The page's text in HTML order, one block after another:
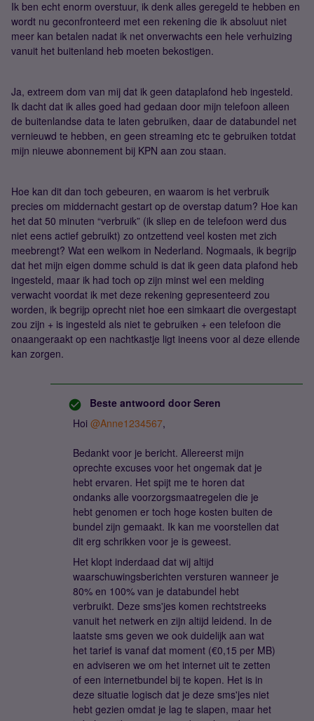
Ik ben echt enorm overstuur, ik denk alles geregeld te hebben en
wordt nu geconfronteerd met een rekening die ik absoluut niet
meer kan betalen nadat ik net onverwachts een hele verhuizing
vanuit het buitenland heb moeten bekostigen.
Ja, extreem dom van mij dat ik geen dataplafond heb ingesteld.
Ik dacht dat ik alles goed had gedaan door mijn telefoon alleen
de buitenlandse data te laten gebruiken, daar de databundel net
vernieuwd te hebben, en geen streaming etc te gebruiken totdat
mijn nieuwe abonnement bij KPN aan zou staan.
Hoe kan dit dan toch gebeuren, en waarom is het verbruik
precies om middernacht gestart op de overstap datum? Hoe kan
het dat 50 minuten “verbruik” (ik sliep en de telefoon werd dus
niet eens actief gebruikt) zo ontzettend veel kosten met zich
meebrengt? Wat een welkom in Nederland. Nogmaals, ik begrijp
dat het mijn eigen domme schuld is dat ik geen data plafond heb
ingesteld, maar ik had toch op zijn minst wel een melding
verwacht voordat ik met deze rekening gepresenteerd zou
worden, ik begrijp oprecht niet hoe een simkaart die overgestapt
zou zijn + is ingesteld als niet te gebruiken + een telefoon die
onaangeraakt op een nachtkastje ligt ineens voor al deze ellende
kan zorgen.
Beste antwoord door Seren
Hoi ​ @Anne1234567,
Bedankt voor je bericht. Allereerst mijn
oprechte excuses voor het ongemak dat je
hebt ervaren. Het spijt me te horen dat
ondanks alle voorzorgsmaatregelen die je
hebt genomen er toch hoge kosten buiten de
bundel zijn gemaakt. Ik kan me voorstellen dat
dit erg schrikken voor je is geweest.
Het klopt inderdaad dat wij altijd
waarschuwingsberichten versturen wanneer je
80% en 100% van je databundel hebt
verbruikt. Deze sms'jes komen rechtstreeks
vanuit het netwerk en zijn altijd leidend. In de
laatste sms geven we ook duidelijk aan wat
het tarief is vanaf dat moment (€0,15 per MB)
en adviseren we om het internet uit te zetten
of een internetbundel bij te kopen. Het is in
deze situatie logisch dat je deze sms'jes niet
hebt gezien omdat je lag te slapen, maar het